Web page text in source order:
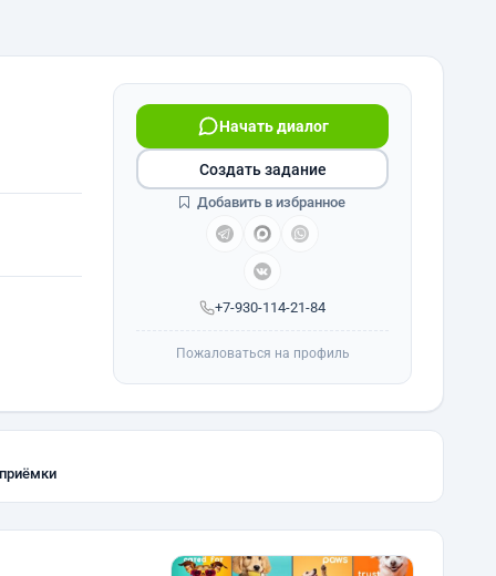
+7-930-114-21-84
Начать диалог
Создать задание
Добавить в избранное
Пожаловаться на профиль